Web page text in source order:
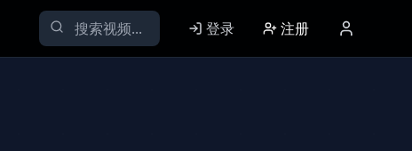
登录 注册